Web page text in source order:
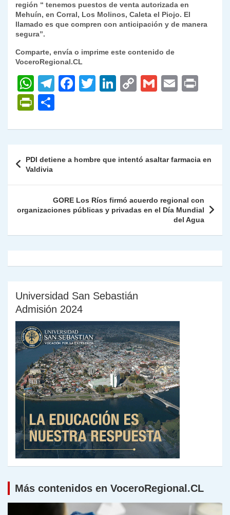
región “ tenemos puestos de venta autorizada en
Mehuín, en Corral, Los Molinos, Caleta el Piojo. El
llamado es que compren con anticipación y de manera
segura”.
Comparte, envía o imprime este contenido de
VoceroRegional.CL
W
h
at
s
p
p
T
gr
m
F
e
o
o
k
T
er
Li
e
n
C
y
n
k
G
l
E
l
P
nt
Fr
ie
n
y
m
ar
tir
de
entradas
PDI detiene a hombre que intentó asaltar farmacia en
Valdivia
GORE Los Ríos firmó acuerdo regional con
organizaciones públicas y privadas en el Día Mundial
del Agua
Universidad San Sebastián
Admisión 2024
Más contenidos en VoceroRegional.CL